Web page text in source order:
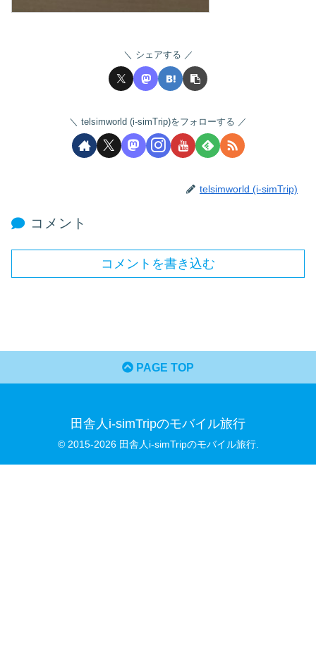
シェアする
telsimworld (i-simTrip)をフォローする
telsimworld (i-simTrip)
コメント
コメントを書き込む
PAGE TOP
田舎人i-simTripのモバイル旅行
© 2015-2026 田舎人i-simTripのモバイル旅行.